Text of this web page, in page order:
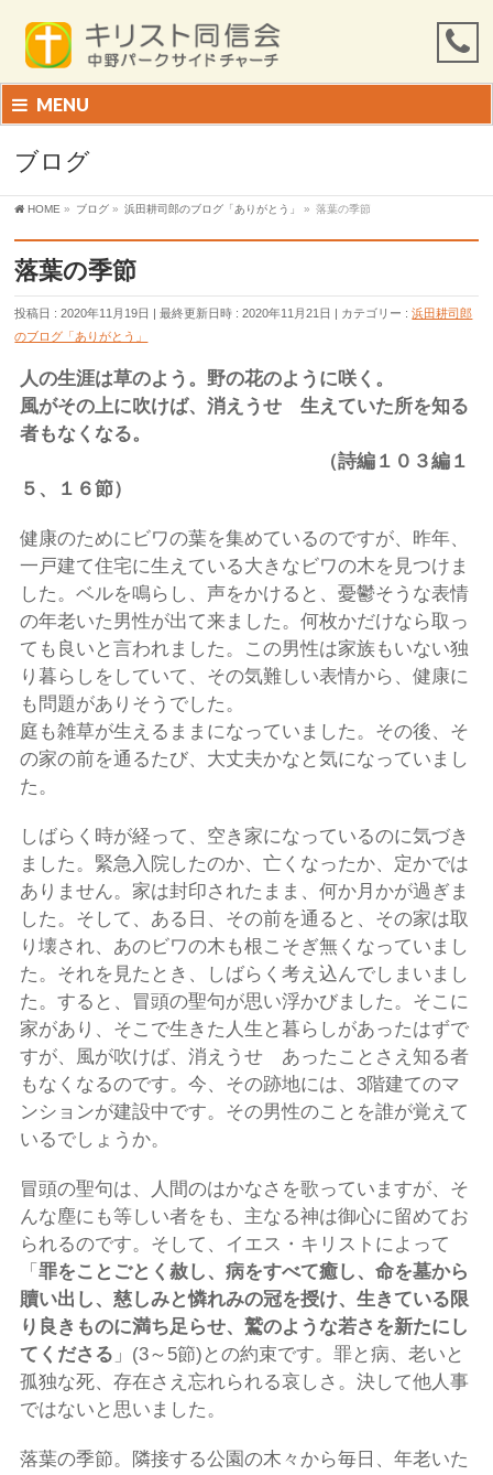
MENU
ブログ
HOME » ブログ » 浜田耕司郎のブログ「ありがとう」 » 落葉の季節
落葉の季節
投稿日 : 2020年11月19日 最終更新日時 : 2020年11月21日 カテゴリー :浜田耕司郎
のブログ「ありがとう」
人の生涯は草のよう。野の花のように咲く。
風がその上に吹けば、消えうせ 生えていた所を知る
者もなくなる。
（詩編１０３編１
５、１６節）
健康のためにビワの葉を集めているのですが、昨年、
一戸建て住宅に生えている大きなビワの木を見つけま
した。ベルを鳴らし、声をかけると、憂鬱そうな表情
の年老いた男性が出て来ました。何枚かだけなら取っ
ても良いと言われました。この男性は家族もいない独
り暮らしをしていて、その気難しい表情から、健康に
も問題がありそうでした。
庭も雑草が生えるままになっていました。その後、そ
の家の前を通るたび、大丈夫かなと気になっていまし
た。
しばらく時が経って、空き家になっているのに気づき
ました。緊急入院したのか、亡くなったか、定かでは
ありません。家は封印されたまま、何か月かが過ぎま
した。そして、ある日、その前を通ると、その家は取
り壊され、あのビワの木も根こそぎ無くなっていまし
た。それを見たとき、しばらく考え込んでしまいまし
た。すると、冒頭の聖句が思い浮かびました。そこに
家があり、そこで生きた人生と暮らしがあったはずで
すが、風が吹けば、消えうせ あったことさえ知る者
もなくなるのです。今、その跡地には、3階建てのマ
ンションが建設中です。その男性のことを誰が覚えて
いるでしょうか。
冒頭の聖句は、人間のはかなさを歌っていますが、そ
んな塵にも等しい者をも、主なる神は御心に留めてお
られるのです。そして、イエス・キリストによって
「罪をことごとく赦し、病をすべて癒し、命を墓から
贖い出し、慈しみと憐れみの冠を授け、生きている限
り良きものに満ち足らせ、鷲のような若さを新たにし
てくださる 」(3～5節)との約束です。罪と病、老いと
孤独な死、存在さえ忘れられる哀しさ。決して他人事
ではないと思いました。
落葉の季節。隣接する公園の木々から毎日、年老いた